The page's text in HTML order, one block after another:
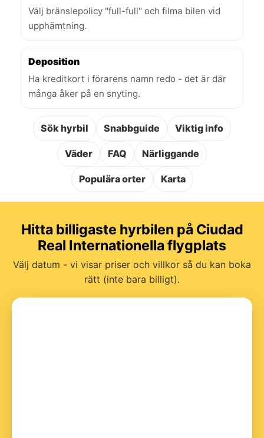
Välj bränslepolicy "full-full" och filma bilen vid
upphämtning.
Deposition
Ha kreditkort i förarens namn redo - det är där
många åker på en snyting.
Sök hyrbil Snabbguide Viktig info
Väder FAQ Närliggande
Populära orter Karta
Hitta billigaste hyrbilen på Ciudad
Real Internationella flygplats
Välj datum - vi visar priser och villkor så du kan boka
rätt (inte bara billigt).